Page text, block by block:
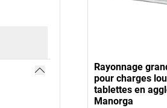
Rayonnage
pour charges
tablettes en
Manorga